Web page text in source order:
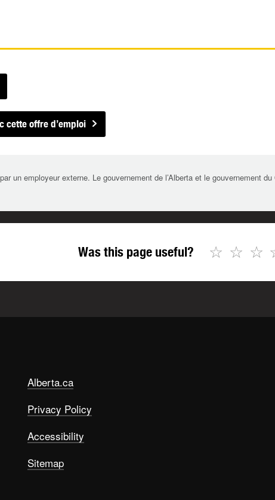
cette offre d’emploi
un employeur externe. Le gouvernement de l’Alberta et le gouvernement
Was this page useful? ☆
☆
☆
Alberta.ca
Privacy Policy
Accessibility
Sitemap